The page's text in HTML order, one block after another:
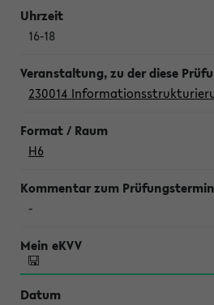
16-18
230014
H6
-